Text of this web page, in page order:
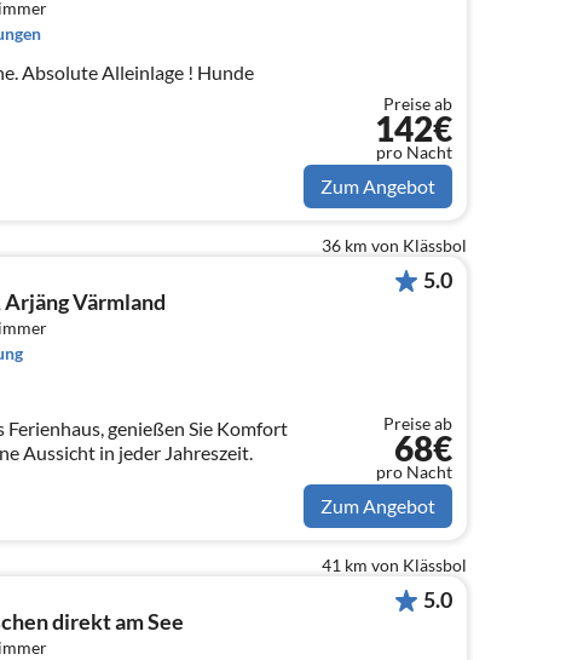
Preise ab
142€
pro Nacht
Zum Angebot
36 km von Klässbol
Värmland
Ferienhaus, genießen Sie Komfort
Aussicht in jeder Jahreszeit.
5.0
Preise ab
68€
pro Nacht
Zum Angebot
41 km von Klässbol
direkt am See
5.0